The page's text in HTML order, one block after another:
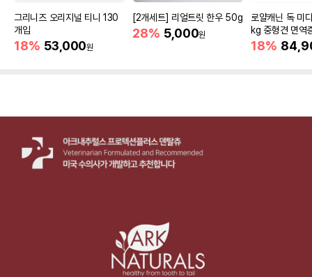
그리니즈 오리지널 티니 130
개입
18% 53,000원
[2개세트] 리얼트릿 한우 50g
28% 5,000원
로얄캐닌 독 미
kg 중형견 면역
18%